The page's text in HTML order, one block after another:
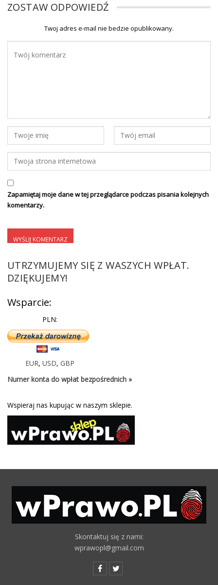
ZOSTAW ODPOWIEDŹ
Twoj adres e-mail nie bedzie opublikowany.
Zapamiętaj moje dane w tej przeglądarce podczas pisania kolejnych
komentarzy.
UTRZYMUJEMY SIĘ Z WASZYCH WPŁAT.
DZIĘKUJEMY!
Wsparcie:
PLN:
EUR, USD, GBP
Numer konta do wpłat bezpośrednich »
Wspieraj nas kupując w naszym sklepie.
Skontaktuj się z nami:
wprawopl@gmail.com